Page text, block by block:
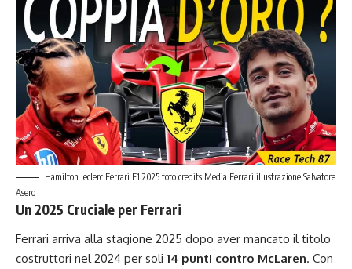
Hamilton leclerc Ferrari F1 2025 foto credits Media Ferrari illustrazione Salvatore
Asero
Un 2025 Cruciale per Ferrari
Ferrari arriva alla stagione 2025 dopo aver mancato il titolo
costruttori nel 2024 per soli 14 punti contro McLaren. Con